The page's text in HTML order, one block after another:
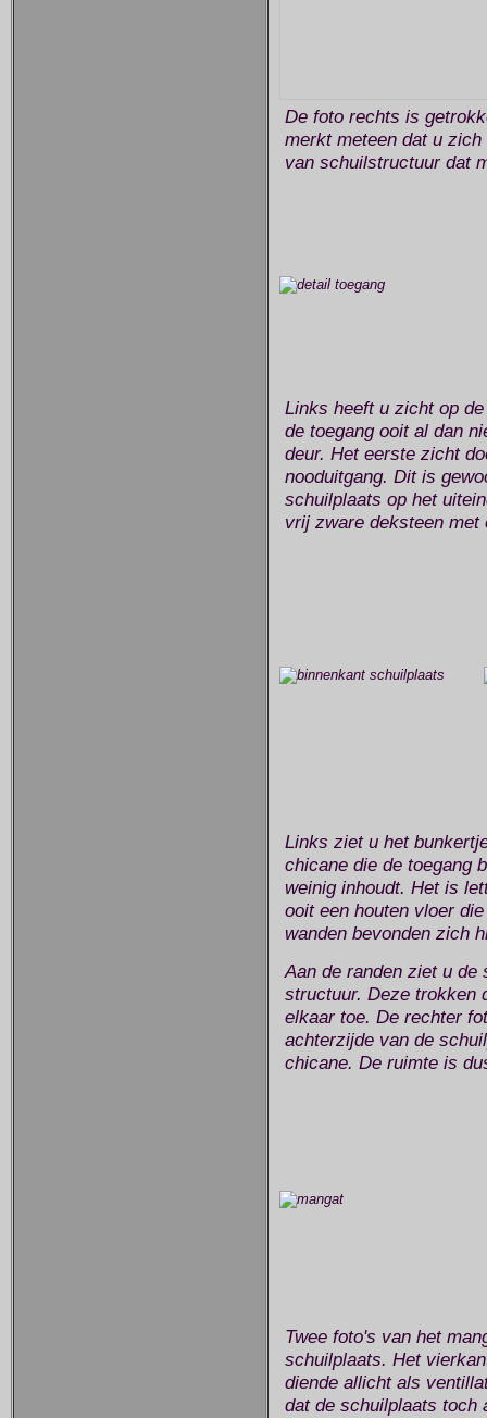
De foto rechts is
merkt meteen dat u
van schuilstructuur dat
Links heeft u zicht op
de toegang ooit al dan
deur. Het eerste zicht
nooduitgang. Dit is
schuilplaats op het
vrij zware deksteen met
Links ziet u het
chicane die de toegang
weinig inhoudt. Het is
ooit een houten vloer
wanden bevonden zich
Aan de randen ziet u de
structuur. Deze trokken
elkaar toe. De rechter
achterzijde van de
chicane. De ruimte is
Twee foto's van het
schuilplaats. Het
diende allicht als
dat de schuilplaats toch